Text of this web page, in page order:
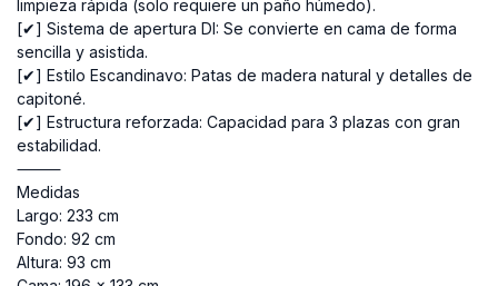
limpieza rápida (solo requiere un paño húmedo).
[✔] Sistema de apertura DI: Se convierte en cama de forma
sencilla y asistida.
[✔] Estilo Escandinavo: Patas de madera natural y detalles de
capitoné.
[✔] Estructura reforzada: Capacidad para 3 plazas con gran
estabilidad.
⸻
Medidas
Largo: 233 cm
Fondo: 92 cm
Altura: 93 cm